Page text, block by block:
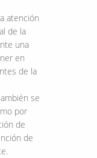
atención
de la
una
en
de la
se
por
de
de